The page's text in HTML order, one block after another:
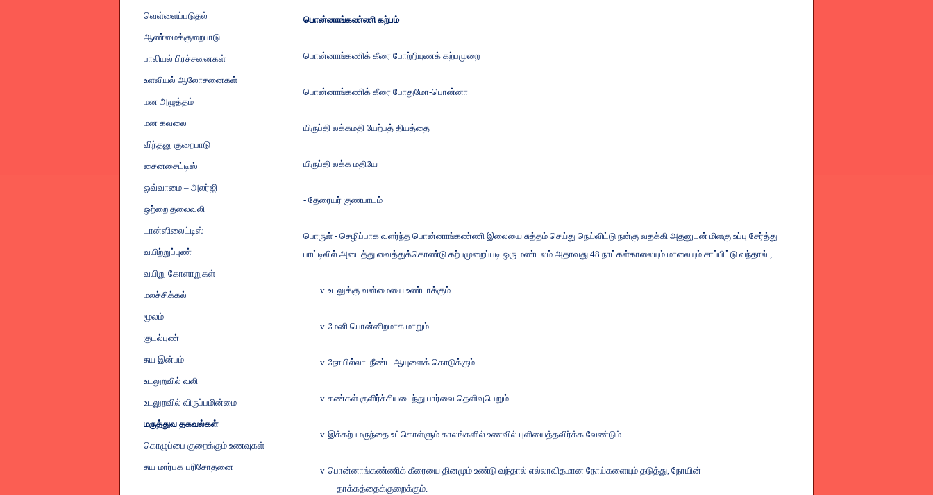
பொன்னாங்கண்ணி கற்பம்
பொன்னாங்கணிக் கீரை போற்றியுணக் கற்பமுறை
பொன்னாங்கணிக் கீரை போதுமோ-பொன்னா
யிருப்தி லக்கமதி யேற்பத் தியத்தை
யிருப்தி லக்க மதியே
- தேரையர் குணபாடம்
பொருள் - செழிப்பாக வளர்ந்த பொன்னாங்கண்ணி இலையை சுத்தம் செய்து நெய்விட்டு நன்கு வதக்கி அதனுடன் மிளகு உப்பு சேர்த்து
பாட்டிலில் அடைத்து வைத்துக்கொண்டு கற்பமுறைப்படி ஒரு மண்டலம் அதாவது 48 நாட்கள்காலையும் மாலையும் சாப்பிட்டு வந்தால் ,
v உடலுக்கு வன்மையை உண்டாக்கும்.
v மேனி பொன்னிறமாக மாறும்.
v நோயில்லா நீண்ட ஆயுளைக் கொடுக்கும்.
v கண்கள் குளிர்ச்சியடைந்து பார்வை தெளிவுபெறும்.
v இக்கற்பமருந்தை உட்கொள்ளும் காலங்களில் உணவில் புளியைத்தவிர்க்க வேண்டும்.
v பொன்னாங்கண்ணிக் கீரையை தினமும் உண்டு வந்தால் எல்லாவிதமான நோய்களையும் தடுத்து, நோயின்
தாக்கத்தைக்குறைக்கும்.
வெள்ளைப்படுதல்
ஆண்மைக்குறைபாடு
பாலியல் பிரச்சனைகள்
உளவியல் ஆலோசனைகள்
மன அழுத்தம்
மன கவலை
விந்தனு குறைபாடு
சைனசைட்டிஸ்
ஒவ்வாமை – அலர்ஜி
ஒற்றை தலைவலி
டான்ஸிலைட்டிஸ்
வயிற்றுப்புண்
வயிறு கோளாறுகள்
மலச்சிக்கல்
மூலம்
குடல்புண்
சுய இன்பம்
உடலுறவில் வலி
உடலுறவில் விருப்பமின்மை
மருத்துவ தகவல்கள்
கொழுப்பை குறைக்கும் உணவுகள்
சுய மார்பக பரிசோதனை
==--==